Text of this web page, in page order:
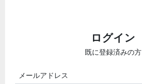
ログイン
既に登録済みの方
メールアドレス